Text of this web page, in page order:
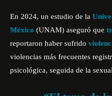
En 2024, un estudio de la
México (UNAM) aseguró que
reportaron haber sufrido
violencias más frecuentes
psicológica, seguida de la